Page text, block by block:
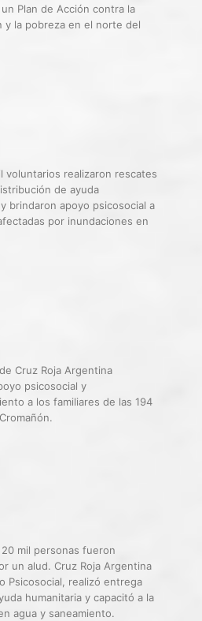
Plan de Acción contra la
y la pobreza en el norte del
voluntarios realizaron rescates
de ayuda
brindaron apoyo psicosocial a
por inundaciones en
Cruz Roja Argentina
psicosocial y
a los familiares de las 194
20 mil personas fueron
un alud. Cruz Roja Argentina
Psicosocial, realizó entrega
humanitaria y capacitó a la
agua y saneamiento.